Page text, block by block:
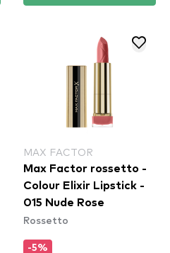
MAX FACTOR
Max Factor rossetto -
Colour Elixir Lipstick -
015 Nude Rose
Rossetto
-5%